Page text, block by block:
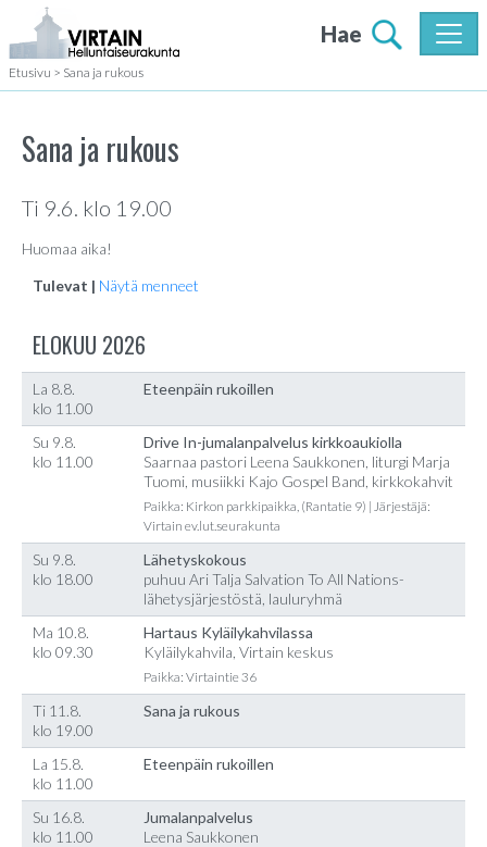
Hae
Etusivu > Sana ja rukous
Sana ja rukous
Ti 9.6. klo 19.00
Huomaa aika!
Tulevat | Näytä menneet
ELOKUU 2026
La 8.8.
klo 11.00
Eteenpäin rukoillen
Su 9.8.
klo 11.00
Drive In-jumalanpalvelus kirkkoaukiolla
Saarnaa pastori Leena Saukkonen, liturgi Marja
Tuomi, musiikki Kajo Gospel Band, kirkkokahvit
Paikka: Kirkon parkkipaikka, (Rantatie 9) | Järjestäjä:
Virtain ev.lut.seurakunta
Su 9.8.
klo 18.00
Lähetyskokous
puhuu Ari Talja Salvation To All Nations-
lähetysjärjestöstä, lauluryhmä
Ma 10.8.
klo 09.30
Hartaus Kyläilykahvilassa
Kyläilykahvila, Virtain keskus
Paikka: Virtaintie 36
Ti 11.8.
klo 19.00
Sana ja rukous
La 15.8.
klo 11.00
Eteenpäin rukoillen
Su 16.8.
klo 11.00
Jumalanpalvelus
Leena Saukkonen